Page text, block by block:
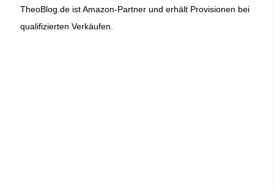
TheoBlog.de ist Amazon-Partner und erhält Provisionen bei
qualifizierten Verkäufen.